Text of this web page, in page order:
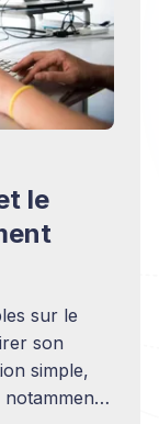
le
sur le
son
simple,